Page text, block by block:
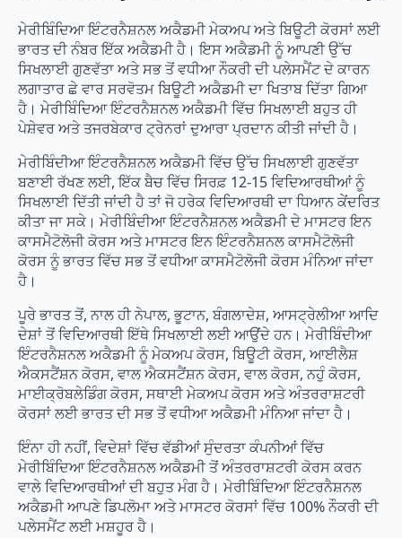
ਮੇਰੀਬਿੰਦਿਆ ਇੰਟਰਨੈਸ਼ਨਲ ਅਕੈਡਮੀ ਮੇਕਅਪ ਅਤੇ ਬਿਊਟੀ ਕੋਰਸਾਂ ਲਈ
ਭਾਰਤ ਦੀ ਨੰਬਰ ਇੱਕ ਅਕੈਡਮੀ ਹੈ। ਇਸ ਅਕੈਡਮੀ ਨੂੰ ਆਪਣੀ ਉੱਚ
ਸਿਖਲਾਈ ਗੁਣਵੱਤਾ ਅਤੇ ਸਭ ਤੋਂ ਵਧੀਆ ਨੌਕਰੀ ਦੀ ਪਲੇਸਮੈਂਟ ਦੇ ਕਾਰਨ
ਲਗਾਤਾਰ ਛੇ ਵਾਰ ਸਰਵੋਤਮ ਬਿਊਟੀ ਅਕੈਡਮੀ ਦਾ ਖਿਤਾਬ ਦਿੱਤਾ ਗਿਆ
ਹੈ। ਮੇਰੀਬਿੰਦਿਆ ਇੰਟਰਨੈਸ਼ਨਲ ਅਕੈਡਮੀ ਵਿੱਚ ਸਿਖਲਾਈ ਬਹੁਤ ਹੀ
ਪੇਸ਼ੇਵਰ ਅਤੇ ਤਜਰਬੇਕਾਰ ਟ੍ਰੇਨਰਾਂ ਦੁਆਰਾ ਪ੍ਰਦਾਨ ਕੀਤੀ ਜਾਂਦੀ ਹੈ।
ਮੇਰੀਬਿੰਦੀਆ ਇੰਟਰਨੈਸ਼ਨਲ ਅਕੈਡਮੀ ਵਿੱਚ ਉੱਚ ਸਿਖਲਾਈ ਗੁਣਵੱਤਾ
ਬਣਾਈ ਰੱਖਣ ਲਈ, ਇੱਕ ਬੈਚ ਵਿੱਚ ਸਿਰਫ਼ 12-15 ਵਿਦਿਆਰਥੀਆਂ ਨੂੰ
ਸਿਖਲਾਈ ਦਿੱਤੀ ਜਾਂਦੀ ਹੈ ਤਾਂ ਜੋ ਹਰੇਕ ਵਿਦਿਆਰਥੀ ਦਾ ਧਿਆਨ ਕੇਂਦਰਿਤ
ਕੀਤਾ ਜਾ ਸਕੇ। ਮੇਰੀਬਿੰਦੀਆ ਇੰਟਰਨੈਸ਼ਨਲ ਅਕੈਡਮੀ ਦੇ ਮਾਸਟਰ ਇਨ
ਕਾਸਮੈਟੋਲੋਜੀ ਕੋਰਸ ਅਤੇ ਮਾਸਟਰ ਇਨ ਇੰਟਰਨੈਸ਼ਨਲ ਕਾਸਮੈਟੋਲੋਜੀ
ਕੋਰਸ ਨੂੰ ਭਾਰਤ ਵਿੱਚ ਸਭ ਤੋਂ ਵਧੀਆ ਕਾਸਮੈਟੋਲੋਜੀ ਕੋਰਸ ਮੰਨਿਆ ਜਾਂਦਾ
ਹੈ।
ਪੂਰੇ ਭਾਰਤ ਤੋਂ, ਨਾਲ ਹੀ ਨੇਪਾਲ, ਭੂਟਾਨ, ਬੰਗਲਾਦੇਸ਼, ਆਸਟ੍ਰੇਲੀਆ ਆਦਿ
ਦੇਸ਼ਾਂ ਤੋਂ ਵਿਦਿਆਰਥੀ ਇੱਥੇ ਸਿਖਲਾਈ ਲਈ ਆਉਂਦੇ ਹਨ। ਮੇਰੀਬਿੰਦੀਆ
ਇੰਟਰਨੈਸ਼ਨਲ ਅਕੈਡਮੀ ਨੂੰ ਮੇਕਅਪ ਕੋਰਸ, ਬਿਊਟੀ ਕੋਰਸ, ਆਈਲੈਸ਼
ਐਕਸਟੈਂਸ਼ਨ ਕੋਰਸ, ਵਾਲ ਐਕਸਟੈਂਸ਼ਨ ਕੋਰਸ, ਵਾਲ ਕੋਰਸ, ਨਹੁੰ ਕੋਰਸ,
ਮਾਈਕ੍ਰੋਬਲੇਡਿੰਗ ਕੋਰਸ, ਸਥਾਈ ਮੇਕਅਪ ਕੋਰਸ ਅਤੇ ਅੰਤਰਰਾਸ਼ਟਰੀ
ਕੋਰਸਾਂ ਲਈ ਭਾਰਤ ਦੀ ਸਭ ਤੋਂ ਵਧੀਆ ਅਕੈਡਮੀ ਮੰਨਿਆ ਜਾਂਦਾ ਹੈ।
ਇੰਨਾ ਹੀ ਨਹੀਂ, ਵਿਦੇਸ਼ਾਂ ਵਿੱਚ ਵੱਡੀਆਂ ਸੁੰਦਰਤਾ ਕੰਪਨੀਆਂ ਵਿੱਚ
ਮੇਰੀਬਿੰਦਿਆ ਇੰਟਰਨੈਸ਼ਨਲ ਅਕੈਡਮੀ ਤੋਂ ਅੰਤਰਰਾਸ਼ਟਰੀ ਕੋਰਸ ਕਰਨ
ਵਾਲੇ ਵਿਦਿਆਰਥੀਆਂ ਦੀ ਬਹੁਤ ਮੰਗ ਹੈ। ਮੇਰੀਬਿੰਦਿਆ ਇੰਟਰਨੈਸ਼ਨਲ
ਅਕੈਡਮੀ ਆਪਣੇ ਡਿਪਲੋਮਾ ਅਤੇ ਮਾਸਟਰ ਕੋਰਸਾਂ ਵਿੱਚ 100% ਨੌਕਰੀ ਦੀ
ਪਲੇਸਮੈਂਟ ਲਈ ਮਸ਼ਹੂਰ ਹੈ।